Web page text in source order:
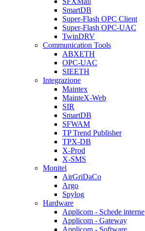
SmartDB
Super-Flash OPC Client
Super-Flash OPC-UAC
TwinDRV
Communication Tools
ABXETH
OPC-UAC
SIEETH
Integrazione
Maintex
MainteX-Web
SIR
SmartDB
SFWAM
TP Trend Publisher
TPX-DB
X-Prod
X-SMS
Monitel
AirGriDaCo
Argo
Spylog
Hardware
Applicom - Schede interne
Applicom - Gateway
Applicom - Software